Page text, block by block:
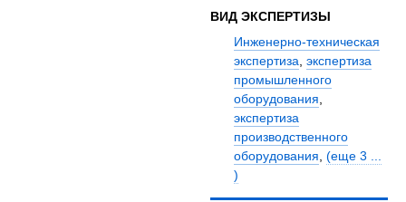
ВИД ЭКСПЕРТИЗЫ
Инженерно-техническая
экспертиза,экспертиза
промышленного
оборудования,
экспертиза
производственного
оборудования,(еще 3 ...
)